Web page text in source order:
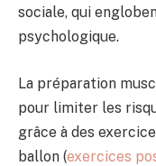
sociale, qui
psychologique.
La préparation
pour limiter les
grâce à des
ballon (exercices